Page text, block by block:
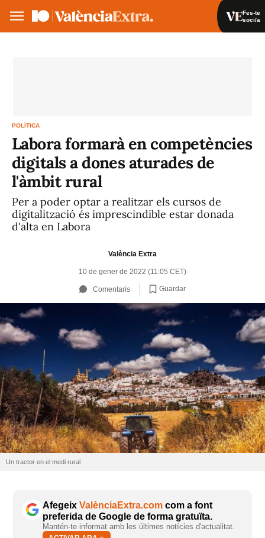
Fes-te
soci/a
POLÍTICA
Labora formarà en competències
digitals a dones aturades de
l'àmbit rural
Per a poder optar a realitzar els cursos de
digitalització és imprescindible estar donada
d'alta en Labora
València Extra
10 de gener de 2022 (11:05 CET)
Comentaris Guardar
Un tractor en el medi rural
Afegeix ValènciaExtra.com com a font
preferida de Google de forma gratuïta.
Mantén-te informat amb les últimes notícies d'actualitat.